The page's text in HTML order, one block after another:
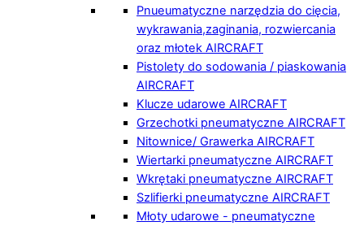
Pnueumatyczne narzędzia do cięcia,
wykrawania,zaginania, rozwiercania
oraz młotek AIRCRAFT
Pistolety do sodowania / piaskowania
AIRCRAFT
Klucze udarowe AIRCRAFT
Grzechotki pneumatyczne AIRCRAFT
Nitownice/ Grawerka AIRCRAFT
Wiertarki pneumatyczne AIRCRAFT
Wkrętaki pneumatyczne AIRCRAFT
Szlifierki pneumatyczne AIRCRAFT
Młoty udarowe - pneumatyczne